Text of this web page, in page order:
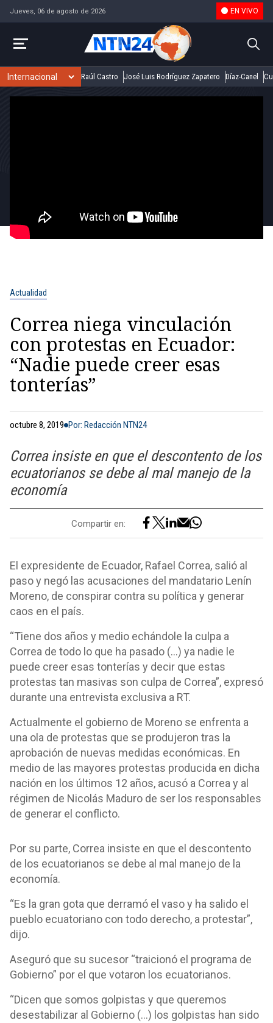
Jueves, 06 de agosto de 2026 EN VIVO
Raúl Castro José Luis Rodríguez Zapatero Díaz-Canel
Actualidad
Correa niega vinculación
con protestas en Ecuador:
“Nadie puede creer esas
tonterías”
octubre 8, 2019 Por: Redacción NTN24
Correa insiste en que el descontento de los
ecuatorianos se debe al mal manejo de la
economía
Compartir en:
El expresidente de Ecuador, Rafael Correa, salió al
paso y negó las acusaciones del mandatario Lenín
Moreno, de conspirar contra su política y generar
caos en el país.
“Tiene dos años y medio echándole la culpa a
Correa de todo lo que ha pasado (…) ya nadie le
puede creer esas tonterías y decir que estas
protestas tan masivas son culpa de Correa”, expresó
durante una entrevista exclusiva a RT.
Actualmente el gobierno de Moreno se enfrenta a
una ola de protestas que se produjeron tras la
aprobación de nuevas medidas económicas. En
medio de las mayores protestas producida en dicha
nación en los últimos 12 años, acusó a Correa y al
régimen de Nicolás Maduro de ser los responsables
de generar el conflicto.
Por su parte, Correa insiste en que el descontento
de los ecuatorianos se debe al mal manejo de la
economía.
“Es la gran gota que derramó el vaso y ha salido el
pueblo ecuatoriano con todo derecho, a protestar”,
dijo.
Aseguró que su sucesor “traicionó el programa de
Gobierno” por el que votaron los ecuatorianos.
“Dicen que somos golpistas y que queremos
desestabilizar al Gobierno (…) los golpistas han sido